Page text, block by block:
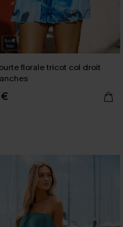
florale tricot col droit